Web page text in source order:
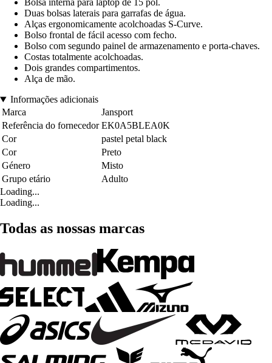
Bolsa interna para laptop de 15 pol.
Duas bolsas laterais para garrafas de água.
Alças ergonomicamente acolchoadas S-Curve.
Bolso frontal de fácil acesso com fecho.
Bolso com segundo painel de armazenamento e porta-chaves.
Costas totalmente acolchoadas.
Dois grandes compartimentos.
Alça de mão.
Informações adicionais
Marca
Jansport
Referência do fornecedor EK0A5BLEA0K
Cor
pastel petal black
Cor
Preto
Género
Misto
Grupo etário
Adulto
Loading...
Loading...
Todas as nossas marcas